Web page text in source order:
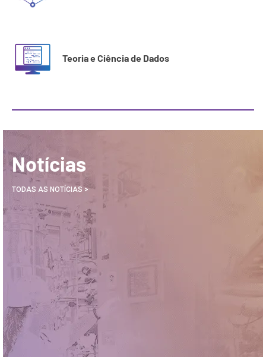
Teoria e Ciência de Dados
Notícias
TODAS AS NOTÍCIAS >